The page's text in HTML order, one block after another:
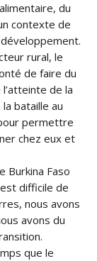
du
contexte de
rural, le
de faire du
de la
bataille au
permettre
chez eux et
Burkina Faso
difficile de
nous avons
avons du
que le